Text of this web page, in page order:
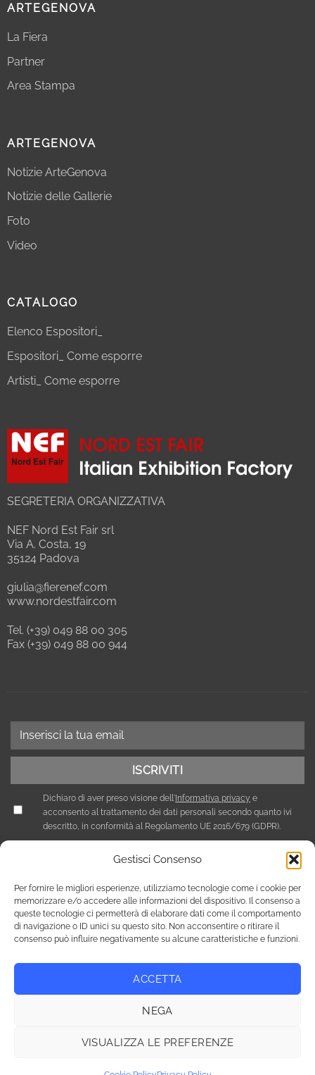
Gestisci Consenso
Per fornire le migliori esperienze, utilizziamo tecnologie come i cookie per
memorizzare e/o accedere alle informazioni del dispositivo. Il consenso a
queste tecnologie ci permetterà di elaborare dati come il comportamento
di navigazione o ID unici su questo sito. Non acconsentire o ritirare il
consenso può influire negativamente su alcune caratteristiche e funzioni.
ACCETTA
NEGA
VISUALIZZA LE PREFERENZE
ARTEGENOVA
La Fiera
Partner
Area Stampa
ARTEGENOVA
Notizie ArteGenova
Notizie delle Gallerie
Foto
Video
CATALOGO
Elenco Espositori_
Espositori_ Come esporre
Artisti_ Come esporre
SEGRETERIA ORGANIZZATIVA
NEF Nord Est Fair srl
Via A. Costa, 19
35124 Padova
giulia@fierenef.com
www.nordestfair.com
Tel. (+39) 049 88 00 305
Fax (+39) 049 88 00 944
Dichiaro di aver preso visione dell'Informativa privacy e
acconsento al trattamento dei dati personali secondo quanto ivi
descritto, in conformità al Regolamento UE 2016/679 (GDPR).
Privacy Policy Cookie Policy (UE)
Copyright 2026 © Tutti i diritti riservati / NEF Nord Est Fair srl ,
fax +39 049 8800944 - email: giulia@fierenef.com / p.iva & c.f.